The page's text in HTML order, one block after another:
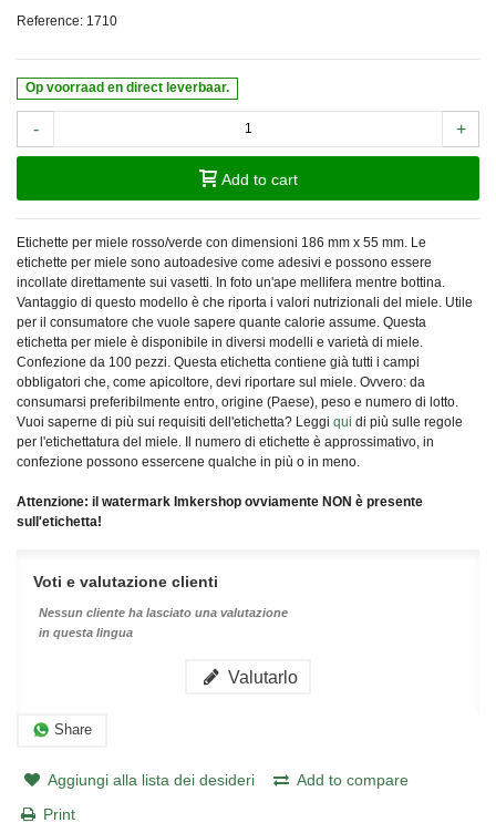
Reference: 1710
Op voorraad en direct leverbaar.
- +
Add to cart
Etichette per miele rosso/verde con dimensioni 186 mm x 55 mm. Le
etichette per miele sono autoadesive come adesivi e possono essere
incollate direttamente sui vasetti. In foto un'ape mellifera mentre bottina.
Vantaggio di questo modello è che riporta i valori nutrizionali del miele. Utile
per il consumatore che vuole sapere quante calorie assume. Questa
etichetta per miele è disponibile in diversi modelli e varietà di miele.
Confezione da 100 pezzi. Questa etichetta contiene già tutti i campi
obbligatori che, come apicoltore, devi riportare sul miele. Ovvero: da
consumarsi preferibilmente entro, origine (Paese), peso e numero di lotto.
Vuoi saperne di più sui requisiti dell'etichetta? Leggi qui di più sulle regole
per l'etichettatura del miele. Il numero di etichette è approssimativo, in
confezione possono essercene qualche in più o in meno.
Attenzione: il watermark Imkershop ovviamente NON è presente
sull'etichetta!
Voti e valutazione clienti
Nessun cliente ha lasciato una valutazione
in questa lingua
Valutarlo
Share
Aggiungi alla lista dei desideri
Add to compare
Print